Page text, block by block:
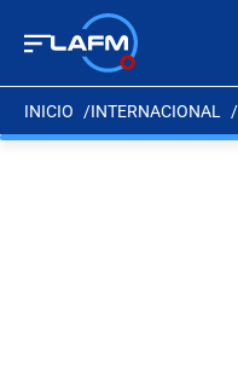
INICIO INTERNACIONAL